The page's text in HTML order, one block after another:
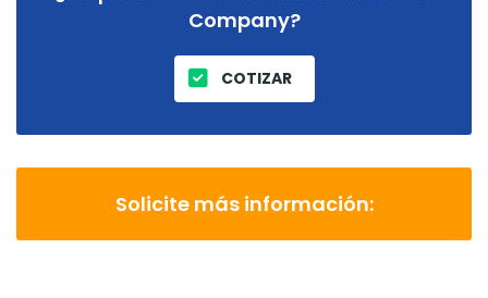
Company?
COTIZAR
Solicite más información: